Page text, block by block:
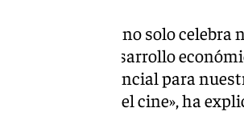
Film Festival no solo
impulsa el desarrollo
en un motor esencial para
referencia para el cine», ha